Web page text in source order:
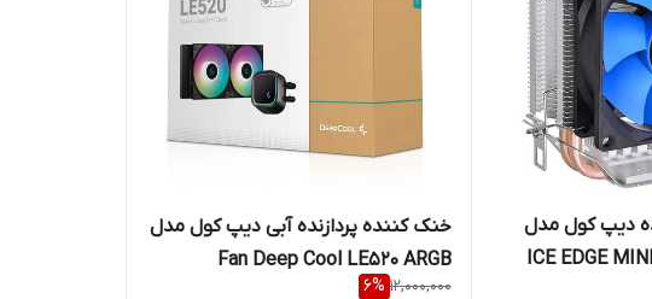
دیپ کول مدل
ICE EDGE
خنک کننده پردازنده آبی دیپ کول مدل
Fan Deep Cool LE520 ARGB
12,000,000
6%